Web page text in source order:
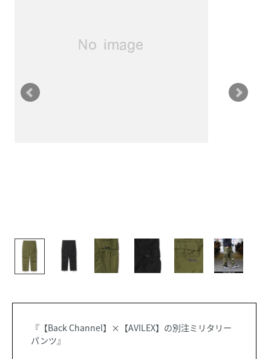
『【Back Channel】×【AVILEX】の別注ミリタリー
パンツ』